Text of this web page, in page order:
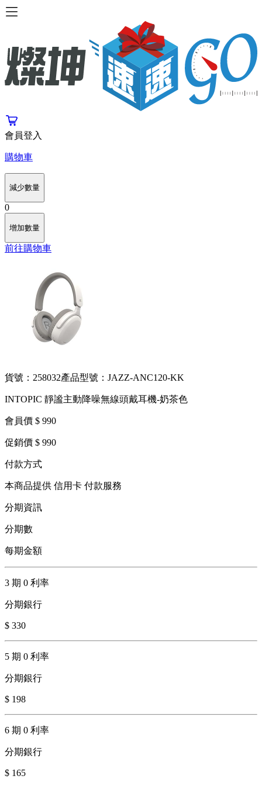
會員登入
購物車
減少數量
0
增加數量
前往購物車
貨號：258032產品型號：JAZZ-ANC120-KK
INTOPIC 靜謐主動降噪無線頭戴耳機-奶茶色
會員價 $ 990
促銷價 $ 990
付款方式
本商品提供 信用卡 付款服務
分期資訊
分期數
每期金額
3 期 0 利率
分期銀行
$ 330
5 期 0 利率
分期銀行
$ 198
6 期 0 利率
分期銀行
$ 165